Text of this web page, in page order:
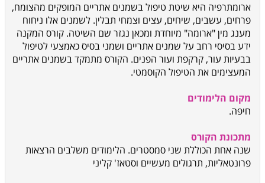
ארומתרפיה היא שיטת טיפול בשמנים אתריים המופקים מהצומח,
פרחים, עשבים, שיחים, עצים וצמחי תבלין. לשמנים אלו ניחוח
מענג מין "ארומה" מיוחדת ומכאן נגזר שם השיטה. קורס המקנה
ידע בסיסי רחב על שמנים אתריים ושמני בסיס כאמצעי לטיפול
בבעיות עור, קרקפת ועור הפנים. הקורס מתמקד בשמנים אתריים
המעצימים את הטיפול הקוסמטי.
מקום הלימודים
חיפה.
מתכונת הקורס
שנה אחת הכוללת שני סמסטרים. הלימודים משלבים הרצאות
פרונטאליות, תרגולים מעשיים וסטאז' קליני